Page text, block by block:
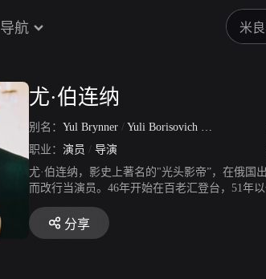
导航
尤·伯连纳
别名： Yul Brynner / Yuli Borisovich Bryner
职业： 演员 / 导演
尤·伯连纳，影史上著名的"光头影帝”，在俄国
而改行当演员。46年开始在百老汇登台，51年
分享